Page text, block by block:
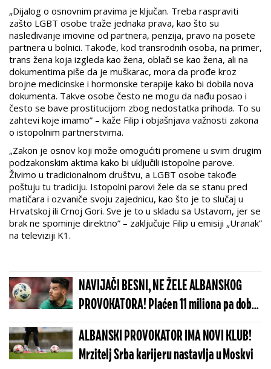
„Dijalog o osnovnim pravima je ključan. Treba raspraviti
zašto LGBT osobe traže jednaka prava, kao što su
nasleđivanje imovine od partnera, penzija, pravo na posete
partnera u bolnici. Takođe, kod transrodnih osoba, na primer,
trans žena koja izgleda kao žena, oblači se kao žena, ali na
dokumentima piše da je muškarac, mora da prođe kroz
brojne medicinske i hormonske terapije kako bi dobila nova
dokumenta. Takve osobe često ne mogu da nađu posao i
često se bave prostitucijom zbog nedostatka prihoda. To su
zahtevi koje imamo” – kaže Filip i objašnjava važnosti zakona
o istopolnim partnerstvima.
„Zakon je osnov koji može omogućiti promene u svim drugim
podzakonskim aktima kako bi uključili istopolne parove.
Živimo u tradicionalnom društvu, a LGBT osobe takođe
poštuju tu tradiciju. Istopolni parovi žele da se stanu pred
matičara i ozvaniče svoju zajednicu, kao što je to slučaj u
Hrvatskoj ili Crnoj Gori. Sve je to u skladu sa Ustavom, jer se
brak ne spominje direktno” – zaključuje Filip u emisiji „Uranak”
na televiziji K1.
NAVIJAČI BESNI, NE ŽELE ALBANSKOG
PROVOKATORA! Plaćen 11 miliona pa dobio
brutalnu poruku
ALBANSKI PROVOKATOR IMA NOVI KLUB!
Mrzitelj Srba karijeru nastavlja u Moskvi